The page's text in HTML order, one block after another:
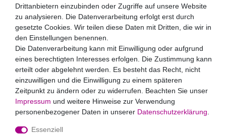
Hiermit bestätige ich, dass ich dieDaten­schutz­erklärung
gelesen habe. Meine Einwilligung kann ich jederzeit
widerrufen.**
Abonnieren
** Hierbei handelt es sich um ein Pflichtfeld.
Zahlungsarten
Drittanbietern einzubinden oder Zugriffe auf unsere Website
zu analysieren. Die Datenverarbeitung erfolgt erst durch
gesetzte Cookies. Wir teilen diese Daten mit Dritten, die wir in
den Einstellungen benennen.
Die Datenverarbeitung kann mit Einwilligung oder aufgrund
eines berechtigten Interesses erfolgen. Die Zustimmung kann
erteilt oder abgelehnt werden. Es besteht das Recht, nicht
einzuwilligen und die Einwilligung zu einem späteren
Zeitpunkt zu ändern oder zu widerrufen. Beachten Sie unser
Impressum und weitere Hinweise zur Verwendung
personenbezogener Daten in unserer Daten­schutz­erklärung
Essenziell